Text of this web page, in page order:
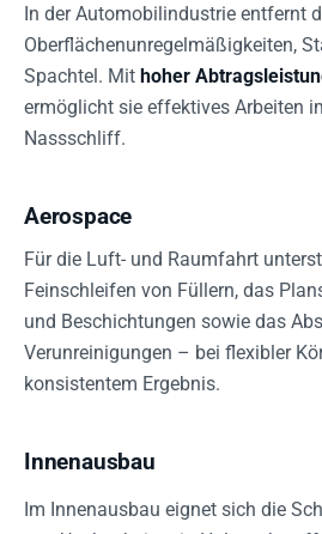
In der Automobilindustrie entfernt
Oberflächenunregelmäßigkeiten,
Spachtel. Mit hoher
ermöglicht sie effektives Arbeiten
Nassschliff.
Aerospace
Für die Luft- und Raumfahrt
Feinschleifen von Füllern, das
und Beschichtungen sowie das
Verunreinigungen – bei flexibler
konsistentem Ergebnis.
Innenausbau
Im Innenausbau eignet sich die